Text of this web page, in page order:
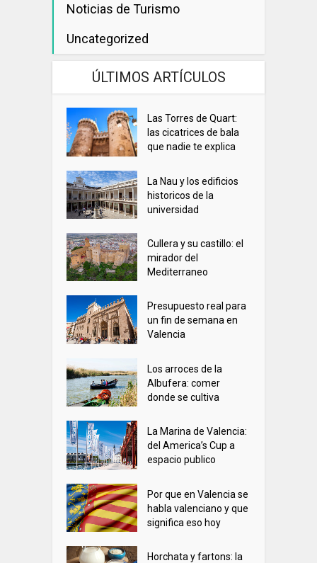
Noticias de Turismo
Uncategorized
ÚLTIMOS ARTÍCULOS
Las Torres de Quart:
las cicatrices de bala
que nadie te explica
La Nau y los edificios
historicos de la
universidad
Cullera y su castillo: el
mirador del
Mediterraneo
Presupuesto real para
un fin de semana en
Valencia
Los arroces de la
Albufera: comer
donde se cultiva
La Marina de Valencia:
del America’s Cup a
espacio publico
Por que en Valencia se
habla valenciano y que
significa eso hoy
Horchata y fartons: la